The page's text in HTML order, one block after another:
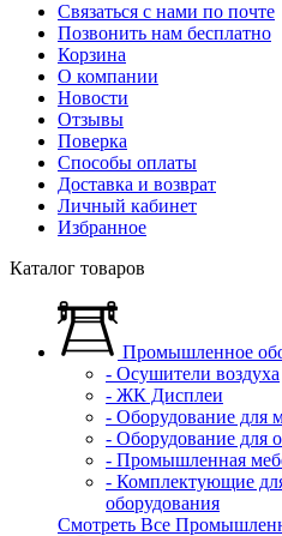
Связаться с нами по почте
Позвонить нам бесплатно
Корзина
О компании
Новости
Отзывы
Поверка
Способы оплаты
Доставка и возврат
Личный кабинет
Избранное
Каталог товаров
Промышленное
- Осушители воздуха
- ЖК Дисплеи
- Оборудование для
- Оборудование для
- Промышленная
- Комплектующие
оборудования
Смотреть Все